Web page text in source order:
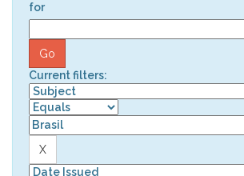
for
Current filters: